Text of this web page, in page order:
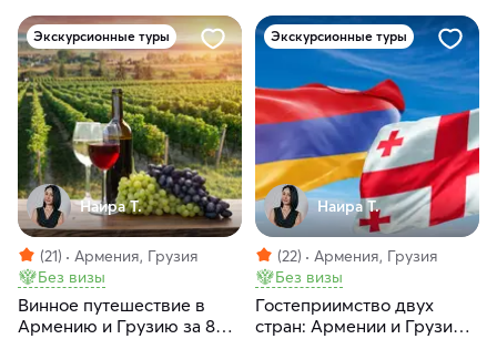
Экскурсионные туры
Наира Т.
(21)
Армения, Грузия
Без визы
Винное путешествие в
Армению и Грузию за 8
Экскурсионные туры
Наира Т.
(22)
Армения, Грузия
Без визы
Гостеприимство двух
стран: Армении и Грузии